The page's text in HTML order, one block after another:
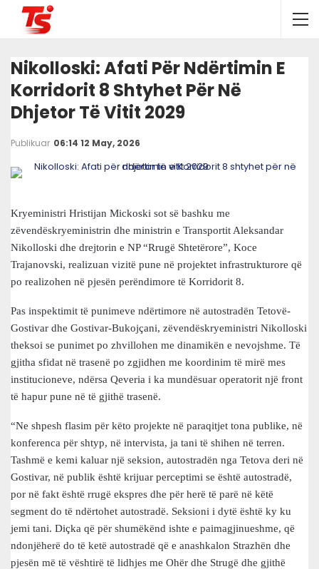
Nikolloski: Afati Për Ndërtimin E
Korridorit 8 Shtyhet Për Në
Dhjetor Të Vitit 2029
Publikuar 06:14 12 May, 2026
Kryeministri Hristijan Mickoski sot së bashku me
zëvendëskryeministrin dhe ministrin e Transportit Aleksandar
Nikolloski dhe drejtorin e NP “Rrugë Shtetërore”, Koce
Trajanovski, realizuan vizitë pune në projektet infrastrukturore që
po realizohen në pjesën perëndimore të Korridorit 8.
Pas inspektimit të punimeve ndërtimore në autostradën Tetovë-
Gostivar dhe Gostivar-Bukojçani, zëvendëskryeministri Nikolloski
theksoi se punimet po zhvillohen me dinamikën e nevojshme. Të
gjitha sfidat në trasenë po zgjidhen me koordinim të mirë mes
institucioneve, ndërsa Qeveria i ka mundësuar operatorit një front
të hapur pune në të gjithë trasenë.
“Ne shpesh flasim për këto projekte në paraqitjet tona publike, në
konferenca për shtyp, në intervista, ja tani të shihen në terren.
Tashmë e kemi kaluar një seksion, autostradën nga Tetova deri në
Gostivar, në publik është krijuar perceptimi se është autostradë,
por në fakt është rrugë ekspres dhe për herë të parë në këtë
segment do të ndërtohet autostradë. Seksioni i dytë është ky ku
jemi tani. Diçka që për shumëkënd ishte e paimagjinueshme, që
ndonjëherë do të ketë autostradë që e anashkalon Strazhën dhe
pjesën më të vështirë të lidhjes me Ohër dhe Strugë dhe gjithë